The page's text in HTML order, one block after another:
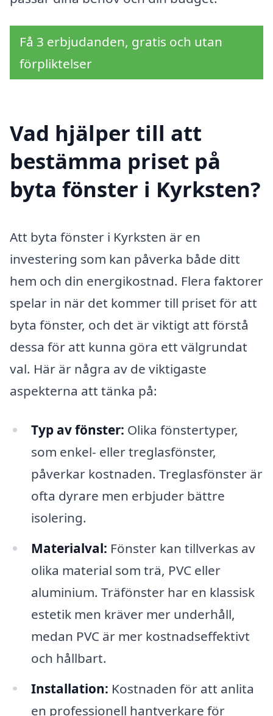
Få 3 erbjudanden, gratis och utan
förpliktelser
Vad hjälper till att
bestämma priset på
byta fönster i Kyrksten?
Att byta fönster i Kyrksten är en
investering som kan påverka både ditt
hem och din energikostnad. Flera faktorer
spelar in när det kommer till priset för att
byta fönster, och det är viktigt att förstå
dessa för att kunna göra ett välgrundat
val. Här är några av de viktigaste
aspekterna att tänka på:
Typ av fönster: Olika fönstertyper,
som enkel- eller treglasfönster,
påverkar kostnaden. Treglasfönster är
ofta dyrare men erbjuder bättre
isolering.
Materialval: Fönster kan tillverkas av
olika material som trä, PVC eller
aluminium. Träfönster har en klassisk
estetik men kräver mer underhåll,
medan PVC är mer kostnadseffektivt
och hållbart.
Installation: Kostnaden för att anlita
en professionell hantverkare för